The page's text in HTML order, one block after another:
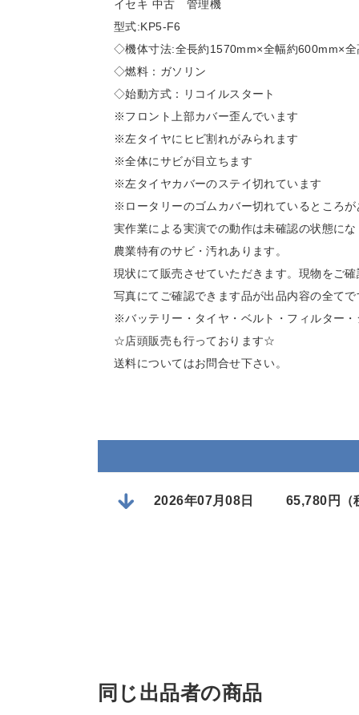
イセキ 中古 管理機
型式:KP5-F6
◇機体寸法:全長約1570mm×全幅約600mm×
◇燃料：ガソリン
◇始動方式：リコイルスタート
※フロント上部カバー歪んでいます
※左タイヤにヒビ割れがみられます
※全体にサビが目立ちます
※左タイヤカバーのステイ切れています
※ロータリーのゴムカバー切れているところが
実作業による実演での動作は未確認の状態に
農業特有のサビ・汚れあります。
現状にて販売させていただきます。現物をご
写真にてご確認できます品が出品内容の全てで
※バッテリー・タイヤ・ベルト・フィルター
☆店頭販売も行っております☆
送料についてはお問合せ下さい。
2026年07月08日 65,780円
同じ出品者の商品